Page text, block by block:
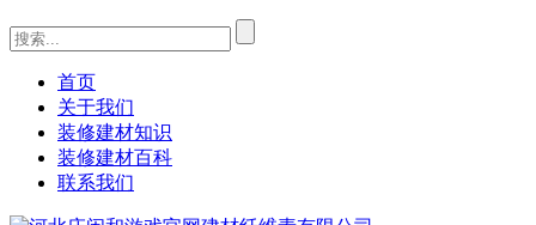
首页
关于我们
装修建材知识
装修建材百科
联系我们